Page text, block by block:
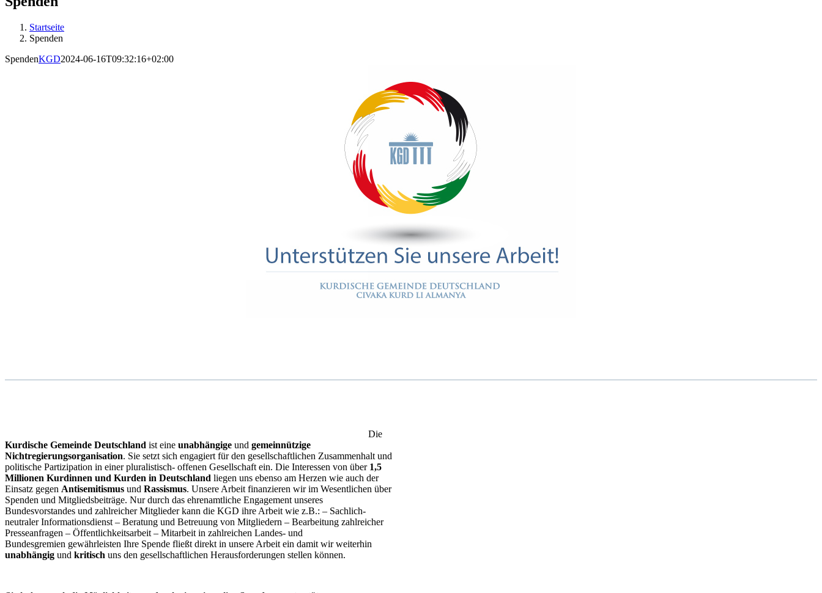
Startseite
Spenden
SpendenKGD2024-06-16T09:32:16+02:00
Die
Kurdische Gemeinde Deutschland ist eine unabhängige und gemeinnützige
Nichtregierungsorganisation. Sie setzt sich engagiert für den gesellschaftlichen Zusammenhalt und
politische Partizipation in einer pluralistisch- offenen Gesellschaft ein. Die Interessen von über 1,5
Millionen Kurdinnen und Kurden in Deutschland liegen uns ebenso am Herzen wie auch der
Einsatz gegen Antisemitismus und Rassismus. Unsere Arbeit finanzieren wir im Wesentlichen über
Spenden und Mitgliedsbeiträge. Nur durch das ehrenamtliche Engagement unseres
Bundesvorstandes und zahlreicher Mitglieder kann die KGD ihre Arbeit wie z.B.: – Sachlich-
neutraler Informationsdienst – Beratung und Betreuung von Mitgliedern – Bearbeitung zahlreicher
Presseanfragen – Öffentlichkeitsarbeit – Mitarbeit in zahlreichen Landes- und
Bundesgremien gewährleisten Ihre Spende fließt direkt in unsere Arbeit ein damit wir weiterhin
unabhängig und kritisch uns den gesellschaftlichen Herausforderungen stellen können.